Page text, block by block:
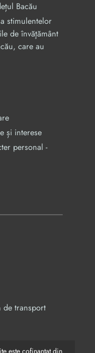
Bacău
stimulentelor
de învăţământ
care au
și interese
personal -
de transport
este cofinanțat din